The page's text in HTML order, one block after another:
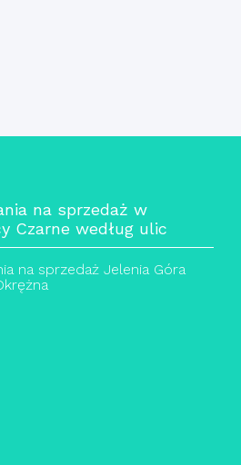
na sprzedaż w
Czarne według ulic
na sprzedaż Jelenia Góra